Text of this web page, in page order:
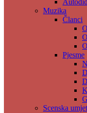
Muzika
Članci
Pjesme
Scenska